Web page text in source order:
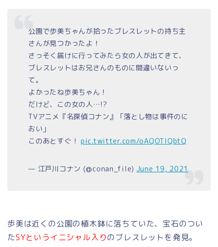
公園で歩美ちゃんが拾ったブレスレットの持ち主
さんが見つかったよ！
さっそく届けに行ってみたら女の人が出てきて、
ブレスレットはお兄さんのものに間違いないっ
て。
よかったね歩美ちゃん！
だけど、この女の人…!?
TVアニメ『名探偵コナン』「落とし物は事件のに
おい」
このあとすぐ！ pic.twitter.com/oAQOTIQbtQ
— 江戸川コナン (@conan_file) June 19, 2021
歩美は近くの公園の植木鉢に落ちていた、宝石のつい
たSYというイニシャル入りのブレスレットを発見。